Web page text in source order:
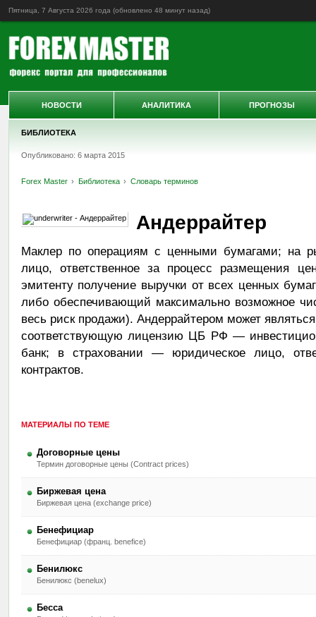
Пятница, 7 Августа 2026 года (обновлено 48 минут назад)
БИБЛИОТЕКА
Опубликовано: 6 марта 2015
Forex Master Библиотека Словарь терминов
Андеррайтер
Маклер по операциям с ценными бумагами; на
лицо, ответственное за процесс размещения
эмитенту получение выручки от всех ценных
либо обеспечивающий максимально возможное
весь риск продажи). Андеррайтером может
соответствующую лицензию ЦБ РФ —
банк; в страховании — юридическое лицо,
контрактов.
МАТЕРИАЛЫ ПО ТЕМЕ
Договорные цены
Термин договорные цены (Contract prices)
Биржевая цена
Биржевая цена (exchange price)
Бенефициар
Бенефициар (франц. benefice)
Бенилюкс
Бенилюкс (benelux)
Бесса
НОВОСТИ АНАЛИТИКА ПРОГНОЗЫ